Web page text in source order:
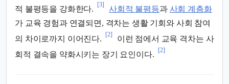
적 불평등을 강화한다.
[3]
사회적 불평등과 사회 계층화
가 교육 경험과 연결되면, 격차는 생활 기회와 사회 참여
의 차이로까지 이어진다.
[2]
이런 점에서 교육 격차는 사
회적 결속을 약화시키는 장기 요인이다.
[2]